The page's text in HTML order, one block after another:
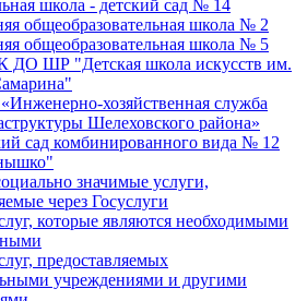
школа - детский сад № 14
общеобразовательная школа № 2
общеобразовательная школа № 5
ШР "Детская школа искусств им.
хозяйственная служба
Шелеховского района»
сад комбинированного вида № 12
значимые услуги,
через Госуслуги
которые являются необходимыми
предоставляемых
учреждениями и другими